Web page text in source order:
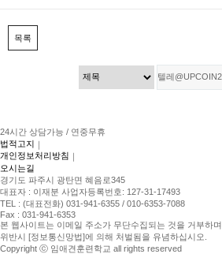
목록
24시간 상담가능 / 연중무휴
법적고지 ｜
개인정보처리방침 ｜
오시는길
경기도 파주시 광탄면 혜음로345
대표자 : 이재분 사업자등록번호: 127-31-17493
TEL : (대표전화) 031-941-6355 / 010-6353-7088
Fax : 031-941-6353
본 웹사이트는 이메일 주소가 무단수집되는 것을 거부하며,
위반시 [정보통신망법]에 의해 처벌됨을 유념하십시오.
Copyright ⓒ 임애견훈련학교 all rights reserved